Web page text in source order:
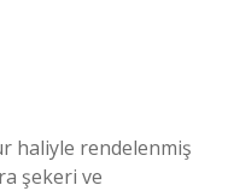
haliyle rendelenmiş
şekeri ve